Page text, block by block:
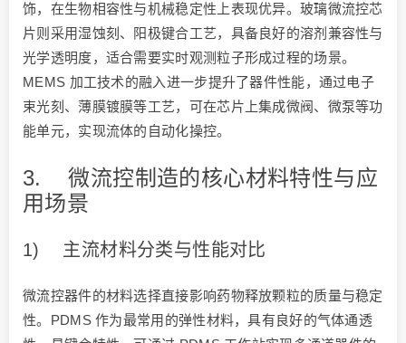
饰，在生物相容性与机械稳定性上表现优异。玻璃微流控芯
片则采用湿蚀刻、阳极键合工艺，具备良好的溶剂兼容性与
光学透明度，适合需要实时观测粒子形成过程的场景。
MEMS 加工技术的融入进一步提升了器件性能，通过电子
束光刻、薄膜镀膜等工艺，可在芯片上集成微阀、微泵等功
能单元，实现流体的自动化操控。
3. 微流控制造的核心材料特性与应
用场景
1) 主流材料分类与性能对比
微流控器件的材料选择直接影响药物释放颗粒的质量与稳定
性。PDMS 作为最常用的弹性材料，具有良好的气体通透